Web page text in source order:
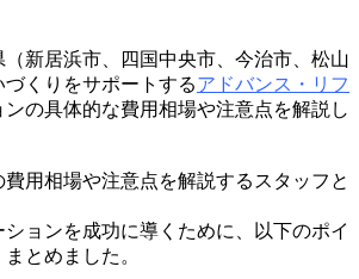
新居浜市、四国中央市、今治市、松山
くりをサポートするアドバンス・リフ
の具体的な費用相場や注意点を解説し
ションを成功に導くために、以下のポイ
とめました。